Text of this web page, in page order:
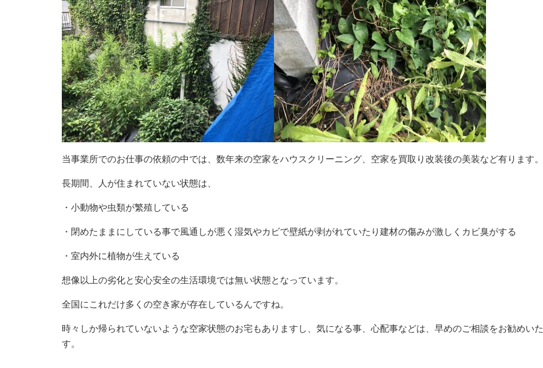
当事業所でのお仕事の依頼の中では、数年来の空家をハウスクリーニング、空家を買取り改装後の美装など有ります。
長期間、人が住まれていない状態は、
・小動物や虫類が繁殖している
・閉めたままにしている事で風通しが悪く湿気やカビで壁紙が剥がれていたり建材の傷みが激しくカビ臭がする
・室内外に植物が生えている
想像以上の劣化と安心安全の生活環境では無い状態となっています。
全国にこれだけ多くの空き家が存在しているんですね。
時々しか帰られていないような空家状態のお宅もありますし、気になる事、心配事などは、早めのご相談をお勧めい
す。